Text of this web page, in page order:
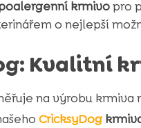
krmivopro
o nejlepší
Kvalitní
na výrobu krmiva
CricksyDog